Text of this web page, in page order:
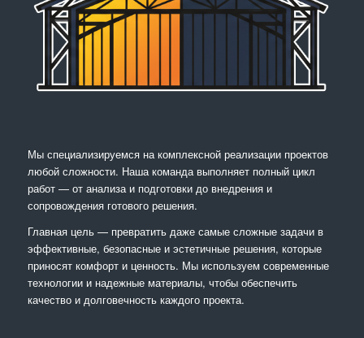
Мы специализируемся на комплексной реализации проектов
любой сложности. Наша команда выполняет полный цикл
работ — от анализа и подготовки до внедрения и
сопровождения готового решения.
Главная цель — превратить даже самые сложные задачи в
эффективные, безопасные и эстетичные решения, которые
приносят комфорт и ценность. Мы используем современные
технологии и надежные материалы, чтобы обеспечить
качество и долговечность каждого проекта.